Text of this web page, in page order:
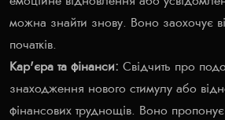
можна знайти знову. Воно заохочує
початків.
Кар'єра та фінанси: Свідчить про
знаходження нового стимулу або
фінансових труднощів. Воно